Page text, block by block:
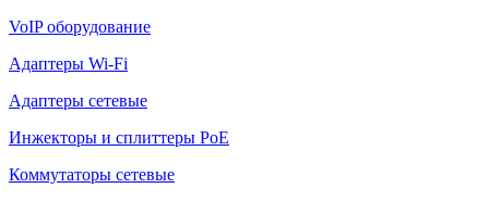
VoIP оборудование
Адаптеры Wi-Fi
Адаптеры сетевые
Инжекторы и сплиттеры РоЕ
Коммутаторы сетевые